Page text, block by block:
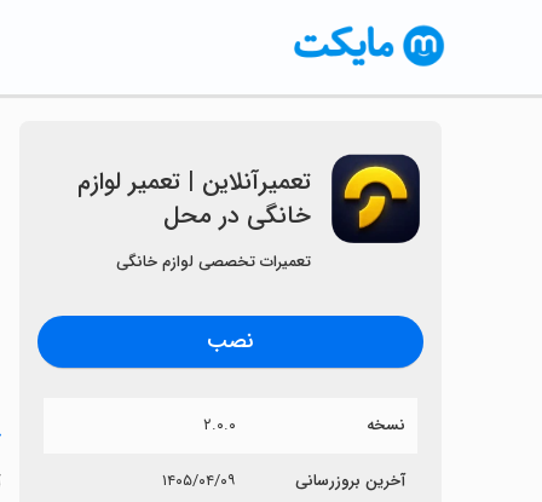
‏‏‏‏تعمیرآنلاین | تعمیر لوازم
خانگی در محل
تعمیرات تخصصی لوازم خانگی
نصب
نسخه ۲.۰.۰
آخرین بروزرسانی ۱۴۰۵/۰۴/۰۹